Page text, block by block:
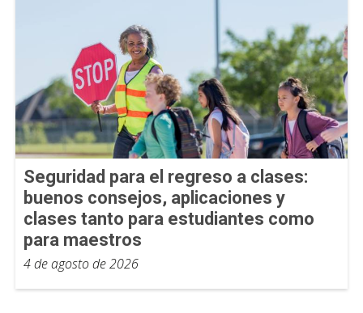
Seguridad para el regreso a clases:
buenos consejos, aplicaciones y
clases tanto para estudiantes como
para maestros
4 de agosto de 2026